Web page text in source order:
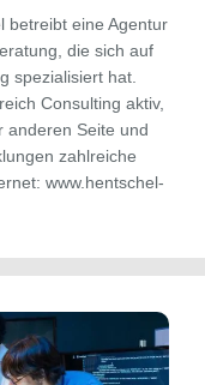
betreibt eine Agentur
die sich auf
spezialisiert hat.
Consulting aktiv,
anderen Seite und
zahlreiche
www.hentschel-